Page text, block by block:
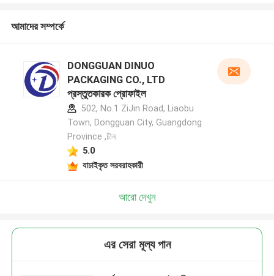
আমাদের সম্পর্কে
DONGGUAN DINUO
PACKAGING CO., LTD
প্রস্তুতকারক প্রোফাইল
502, No.1 ZiJin Road, Liaobu
Town, Dongguan City, Guangdong
Province ,চীন
5.0
যাচাইকৃত সরবরাহকারী
আরো দেখুন
এর সেরা মূল্য পান